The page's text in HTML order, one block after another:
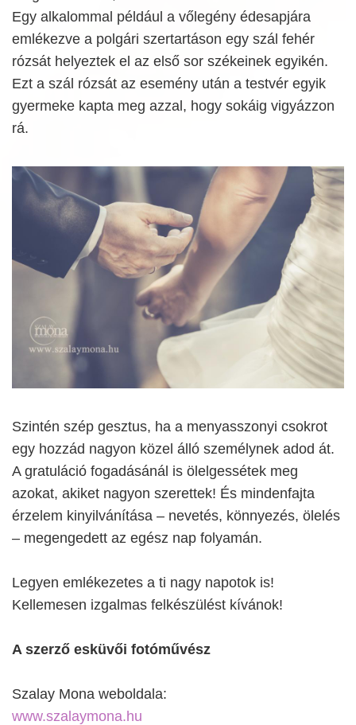
Egy alkalommal például a vőlegény édesapjára
emlékezve a polgári szertartáson egy szál fehér
rózsát helyeztek el az első sor székeinek egyikén.
Ezt a szál rózsát az esemény után a testvér egyik
gyermeke kapta meg azzal, hogy sokáig vigyázzon
rá.
Szintén szép gesztus, ha a menyasszonyi csokrot
egy hozzád nagyon közel álló személynek adod át.
A gratuláció fogadásánál is ölelgessétek meg
azokat, akiket nagyon szerettek! És mindenfajta
érzelem kinyilvánítása – nevetés, könnyezés, ölelés
– megengedett az egész nap folyamán.
Legyen emlékezetes a ti nagy napotok is!
Kellemesen izgalmas felkészülést kívánok!
A szerző esküvői fotóművész
Szalay Mona weboldala:
www.szalaymona.hu